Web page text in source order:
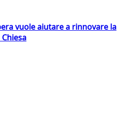
vuole aiutare a rinnovare la